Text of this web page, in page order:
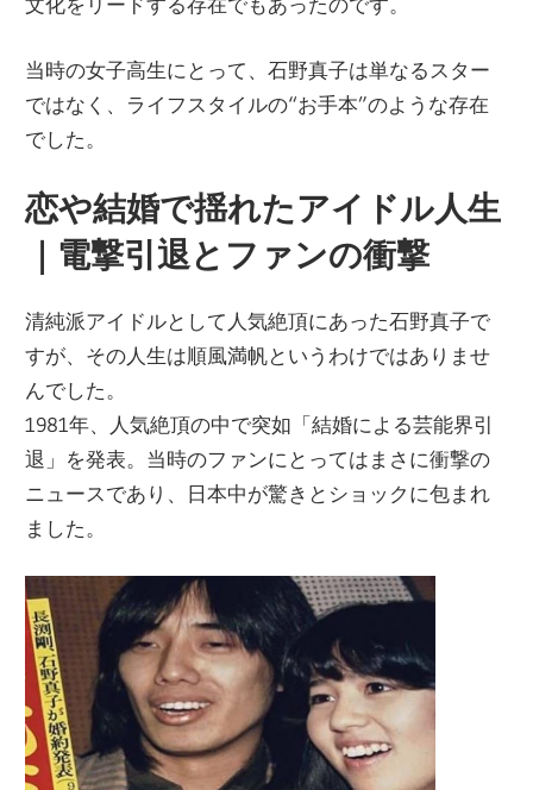
当時の女子高生にとって、石野真子は単なるスター
ではなく、ライフスタイルの“お手本”のような存在
でした。
恋や結婚で揺れたアイドル人生
｜電撃引退とファンの衝撃
清純派アイドルとして人気絶頂にあった石野真子で
すが、その人生は順風満帆というわけではありませ
んでした。
1981年、人気絶頂の中で突如「結婚による芸能界引
退」を発表。当時のファンにとってはまさに衝撃の
ニュースであり、日本中が驚きとショックに包まれ
ました。